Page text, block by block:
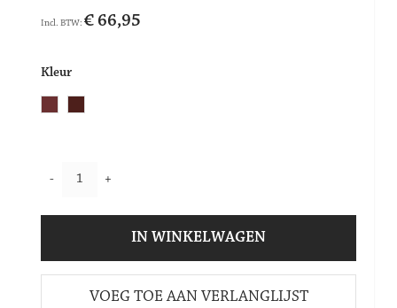
€ 66,95
Kleur
- +
IN WINKELWAGEN
VOEG TOE AAN VERLANGLIJST